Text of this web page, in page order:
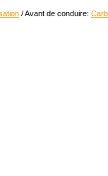
/ Avant de conduire: